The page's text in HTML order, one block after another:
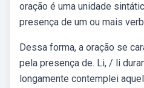
oração é uma unidade
presença de um ou mais
Dessa forma, a oração se
pela presença de. Li, / li
longamente contemplei